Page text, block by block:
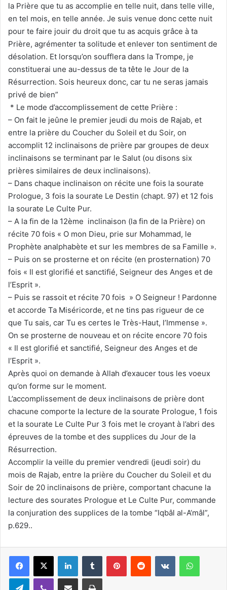
la Prière que tu as accomplie en telle nuit, dans telle ville,
en tel mois, en telle année. Je suis venue donc cette nuit
pour te faire jouir du droit que tu as acquis grâce à ta
Prière, agrémenter ta solitude et enlever ton sentiment de
désolation. Et lorsqu’on soufflera dans la Trompe, je
constituerai une au-dessus de ta tête le Jour de la
Résurrection. Sois heureux donc, car tu ne seras jamais
privé de bien”
* Le mode d’accomplissement de cette Prière :
– On fait le jeûne le premier jeudi du mois de Rajab, et
entre la prière du Coucher du Soleil et du Soir, on
accomplit 12 inclinaisons de prière par groupes de deux
inclinaisons se terminant par le Salut (ou disons six
prières similaires de deux inclinaisons).
– Dans chaque inclinaison on récite une fois la sourate
Prologue, 3 fois la sourate Le Destin (chapt. 97) et 12 fois
la sourate Le Culte Pur.
– A la fin de la 12ème inclinaison (la fin de la Prière) on
récite 70 fois « O mon Dieu, prie sur Mohammad, le
Prophète analphabète et sur les membres de sa Famille ».
– Puis on se prosterne et on récite (en prosternation) 70
fois « Il est glorifié et sanctifié, Seigneur des Anges et de
l’Esprit ».
– Puis se rassoit et récite 70 fois » O Seigneur ! Pardonne
et accorde Ta Miséricorde, et ne tins pas rigueur de ce
que Tu sais, car Tu es certes le Très-Haut, l’Immense ».
On se prosterne de nouveau et on récite encore 70 fois
« Il est glorifié et sanctifié, Seigneur des Anges et de
l’Esprit ».
Après quoi on demande à Allah d’exaucer tous les voeux
qu’on forme sur le moment.
L’accomplissement de deux inclinaisons de prière dont
chacune comporte la lecture de la sourate Prologue, 1 fois
et la sourate Le Culte Pur 3 fois met le croyant à l’abri des
épreuves de la tombe et des supplices du Jour de la
Résurrection.
Accomplir la veille du premier vendredi (jeudi soir) du
mois de Rajab, entre la prière du Coucher du Soleil et du
Soir de 20 inclinaisons de prière, comportant chacune la
lecture des sourates Prologue et Le Culte Pur, commande
la conjuration des supplices de la tombe “Iqbâl al-A‘mâl”,
p.629..
Telegram